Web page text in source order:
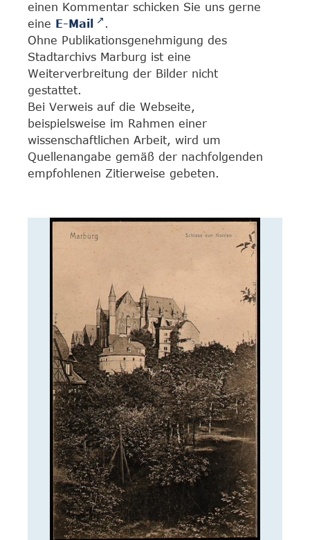
einen Kommentar schicken Sie uns gerne
eine E-Mail
.
Ohne Publikationsgenehmigung des
Stadtarchivs Marburg ist eine
Weiterverbreitung der Bilder nicht
gestattet.
Bei Verweis auf die Webseite,
beispielsweise im Rahmen einer
wissenschaftlichen Arbeit, wird um
Quellenangabe gemäß der nachfolgenden
empfohlenen Zitierweise gebeten.